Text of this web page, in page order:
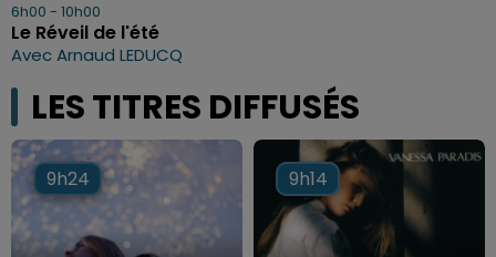
6h00 - 10h00
Le Réveil de l'été
Avec Arnaud LEDUCQ
LES TITRES DIFFUSÉS
9h24
9h24 9h14
9h14